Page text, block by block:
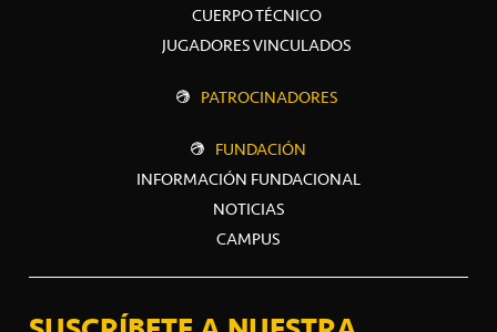
CUERPO TÉCNICO
JUGADORES VINCULADOS
PATROCINADORES
FUNDACIÓN
INFORMACIÓN FUNDACIONAL
NOTICIAS
CAMPUS